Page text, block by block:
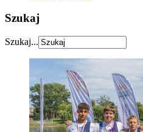
Szukaj
Szukaj...